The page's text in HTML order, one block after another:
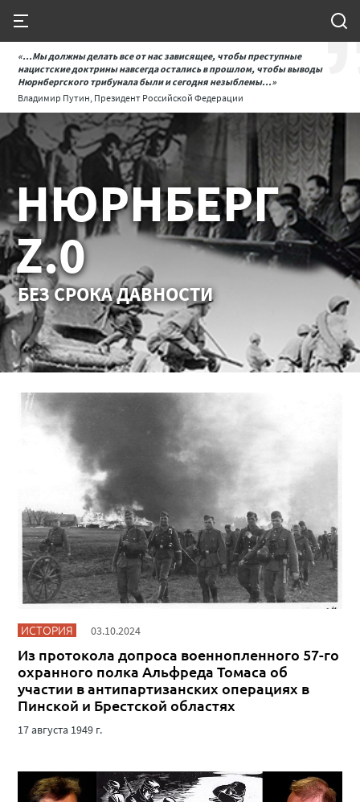
«...Мы должны делать все от нас зависящее, чтобы преступные
нацистские доктрины навсегда остались в прошлом, чтобы выводы
Нюрнбергского трибунала были и сегодня незыблемы...»
Владимир Путин, Президент Российской Федерации
НЮРНБЕРГ
Z.0
БЕЗ СРОКА ДАВНОСТИ
ИСТОРИЯ 03.10.2024
Из протокола допроса военнопленного 57-го
охранного полка Альфреда Томаса об
участии в антипартизанских операциях в
Пинской и Брестской областях
17 августа 1949 г.